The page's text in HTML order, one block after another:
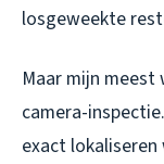
losgeweekte
Maar mijn meest
camera-
exact